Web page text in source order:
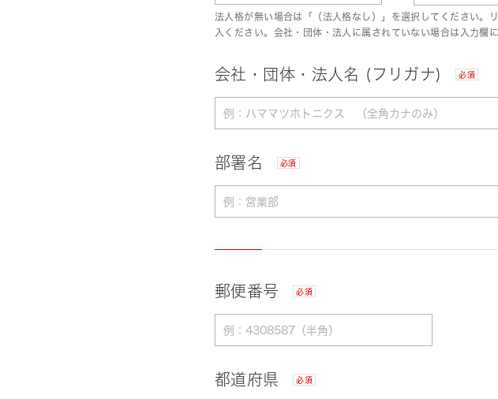
法人格が無い場合は「（法人格なし）」を選択してください。
入ください。会社・団体・法人に属されていない場合は入力欄
会社・団体・法人名 (フリガナ) 必須
部署名 必須
郵便番号 必須
都道府県 必須